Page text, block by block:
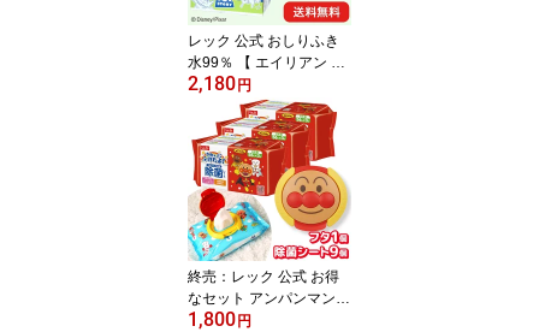
レック 公式 おしりふき
水99％ 【 エイリアン ト
イ・ストーリー 】 80枚x
20個【ケース販売 1600
枚】 送料無料 ディズニ
ーベビー 水99％ Disney
ウェットティッシュ 日本
製 トイストーリー 可愛
い お祝い 出産祝い 赤ち
ゃん ディズニー お尻ふ
き
2,180 円
終売：レック 公式 お得
なセット アンパンマン
【フタ + 除菌シート 56
1,800 円